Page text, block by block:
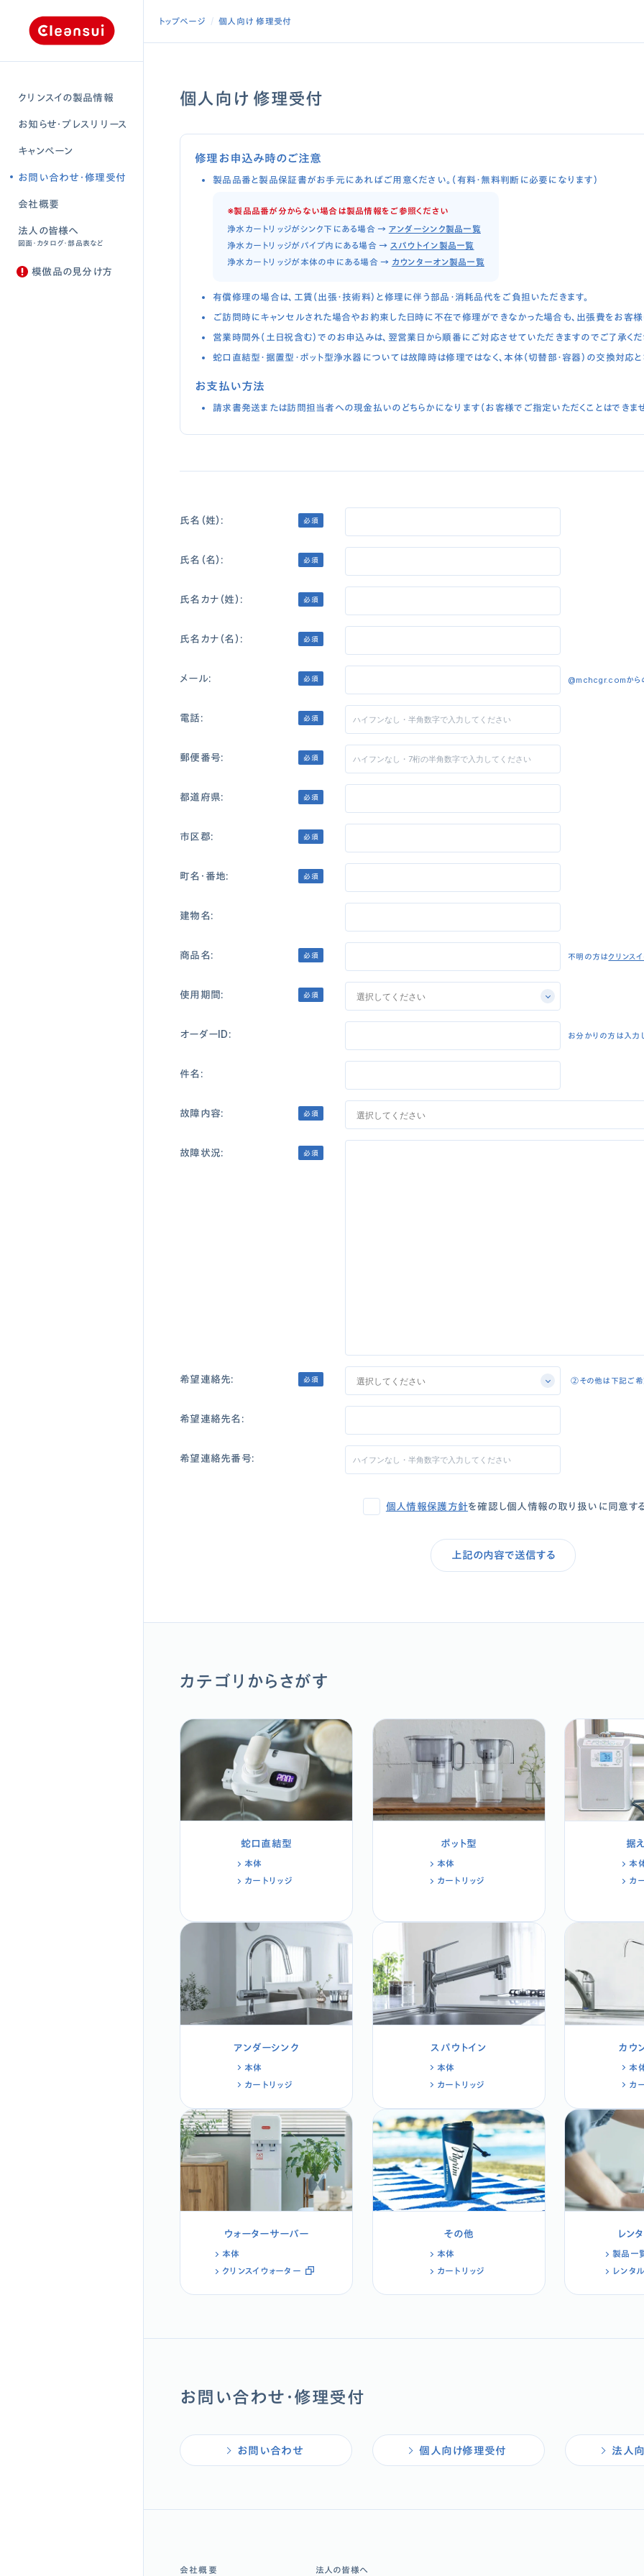
クリンスイの製品情報
お知らせ・プレスリリース
キャンペーン
お問い合わせ・修理受付
会社概要
法人の皆様へ
図面・カタログ・部品表など
模倣品の見分け方
トップページ 個人向け 修理受付
個人向け 修理受付
修理お申込み時のご注意
製品品番と製品保証書がお手元にあればご用意ください。（有料・無料判断に必要になります）
※製品品番が分からない場合は製品情報をご参照ください
浄水カートリッジがシンク下にある場合→ アンダーシンク製品一覧
浄水カートリッジがパイプ内にある場合→ スパウトイン製品一覧
浄水カートリッジが本体の中にある場合→ カウンターオン製品一覧
有償修理の場合は、工賃（出張・技術料）と修理に伴う部品・消耗品代をご負担いただきます。
ご訪問時にキャンセルされた場合やお約束した日時に不在で修理ができなかった場合も、出張費をお客様
営業時間外（土日祝含む）でのお申込みは、翌営業日から順番にご対応させていただきますのでご了承くだ
蛇口直結型・据置型・ポット型浄水器については故障時は修理ではなく、本体（切替部・容器）の交換対応と
お支払い方法
請求書発送または訪問担当者への現金払いのどちらかになります（お客様でご指定いただくことはできませ
氏名（姓）: 必須
氏名（名）: 必須
氏名カナ（姓）: 必須
氏名カナ（名）: 必須
メール: 必須 @mchcgr.comから
電話: 必須
郵便番号: 必須
都道府県: 必須
市区郡: 必須
町名・番地: 必須
建物名:
商品名: 必須 不明の方はクリンス
使用期間: 必須
オーダーID: お分かりの方は入力
件名:
故障内容: 必須
故障状況: 必須
希望連絡先: 必須 ②その他は下記ご希
希望連絡先名:
希望連絡先番号:
個人情報保護方針を確認し個人情報の取り扱いに同意す
カテゴリからさがす
蛇口直結型
本体
カートリッジ
ポット型
本体
カートリッジ
据
本
カ
アンダーシンク
本体
カートリッジ
スパウトイン
本体
カートリッジ
カウ
本
カ
ウォーターサーバー
本体
クリンスイウォーター
その他
本体
カートリッジ
レン
製品一
レンタ
お問い合わせ・修理受付
お問い合わせ 個人向け修理受付 法人
会社概要 法人の皆様へ